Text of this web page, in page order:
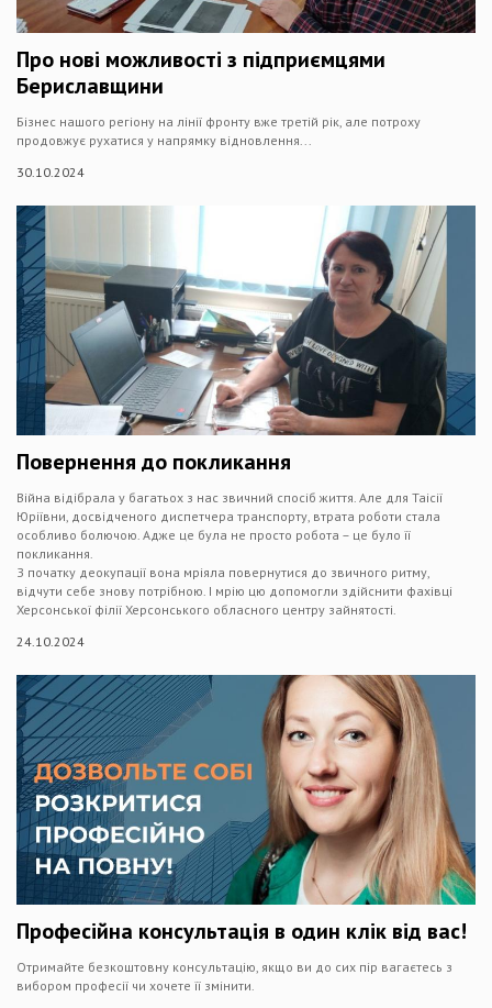
Про нові можливості з підприємцями
Бериславщини
Бізнес нашого регіону на лінії фронту вже третій рік, але потроху
продовжує рухатися у напрямку відновлення...
30.10.2024
Повернення до покликання
Війна відібрала у багатьох з нас звичний спосіб життя. Але для Таісії
Юріївни, досвідченого диспетчера транспорту, втрата роботи стала
особливо болючою. Адже це була не просто робота – це було її
покликання.
З початку деокупації вона мріяла повернутися до звичного ритму,
відчути себе знову потрібною. І мрію цю допомогли здійснити фахівці
Херсонської філії Херсонського обласного центру зайнятості.
24.10.2024
Професійна консультація в один клік від вас!
Отримайте безкоштовну консультацію, якщо ви до сих пір вагаєтесь з
вибором професії чи хочете її змінити.